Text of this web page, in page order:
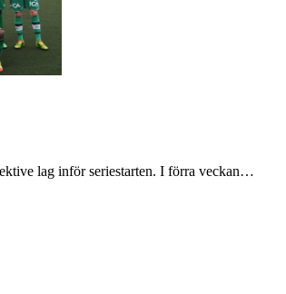
lag inför seriestarten. I förra veckan…